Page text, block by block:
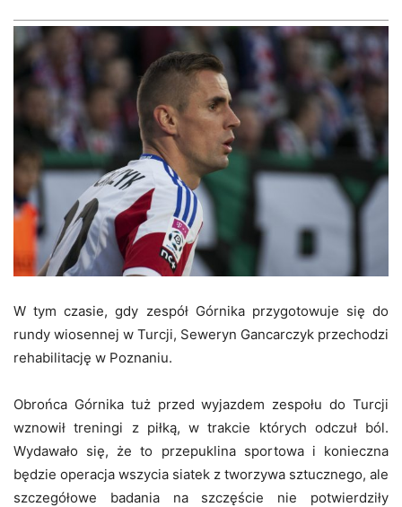
W tym czasie, gdy zespół Górnika przygotowuje się do
rundy wiosennej w Turcji, Seweryn Gancarczyk przechodzi
rehabilitację w Poznaniu.
Obrońca Górnika tuż przed wyjazdem zespołu do Turcji
wznowił treningi z piłką, w trakcie których odczuł ból.
Wydawało się, że to przepuklina sportowa i konieczna
będzie operacja wszycia siatek z tworzywa sztucznego, ale
szczegółowe badania na szczęście nie potwierdziły